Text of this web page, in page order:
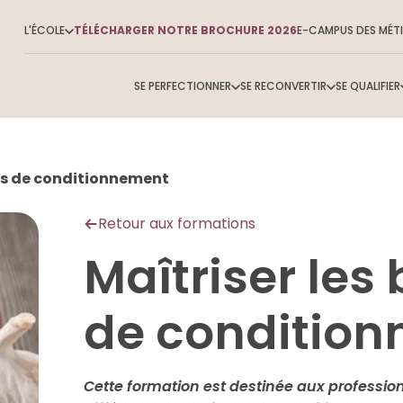
L'ÉCOLE TÉLÉCHARGER NOTRE BROCHURE 2026E-CAMPUS DES
SE PERFECTIONNER SE RECONVERTIR SE QUALIFIER
de conditionnement
Retour aux formations
Maîtriser les
de
Cette formation est destinée aux